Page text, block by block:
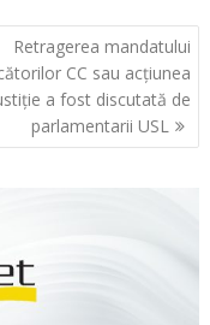
Retragerea mandatului
CC sau acţiunea
a fost discutată de
parlamentarii USL